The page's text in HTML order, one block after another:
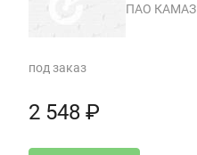
ПАО КАМАЗ
под заказ
2 548 ₽